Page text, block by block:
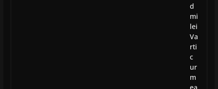
d
mi
lei
Va
rti
c
ur
m